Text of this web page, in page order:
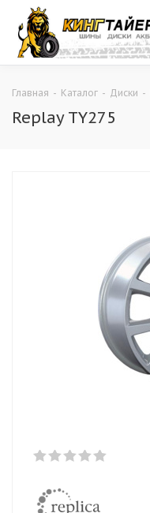
Главная - Каталог - Диски -
Replay TY275